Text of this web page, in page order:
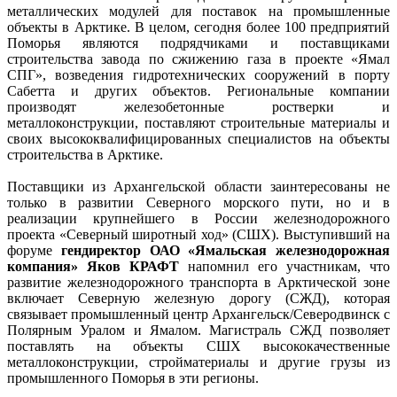
металлических модулей для поставок на промышленные
объекты в Арктике. В целом, сегодня более 100 предприятий
Поморья являются подрядчиками и поставщиками
строительства завода по сжижению газа в проекте «Ямал
СПГ», возведения гидротехнических сооружений в порту
Сабетта и других объектов. Региональные компании
производят железобетонные ростверки и
металлоконструкции, поставляют строительные материалы и
своих высококвалифицированных специалистов на объекты
строительства в Арктике.
Поставщики из Архангельской области заинтересованы не
только в развитии Северного морского пути, но и в
реализации крупнейшего в России железнодорожного
проекта «Северный широтный ход» (СШХ). Выступивший на
форуме гендиректор ОАО «Ямальская железнодорожная
компания» Яков КРАФТ напомнил его участникам, что
развитие железнодорожного транспорта в Арктической зоне
включает Северную железную дорогу (СЖД), которая
связывает промышленный центр Архангельск/Северодвинск с
Полярным Уралом и Ямалом. Магистраль СЖД позволяет
поставлять на объекты СШХ высококачественные
металлоконструкции, стройматериалы и другие грузы из
промышленного Поморья в эти регионы.